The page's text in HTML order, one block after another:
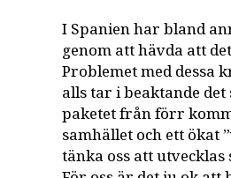
I Spanien har bland
genom att hävda att
Problemet med dessa
alls tar i beaktande
paketet från förr
samhället och ett ökat
tänka oss att